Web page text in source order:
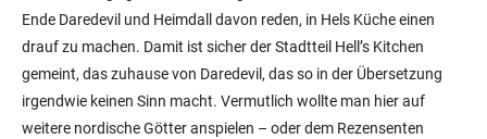
Ende Daredevil und Heimdall davon reden, in Hels Küche einen
drauf zu machen. Damit ist sicher der Stadtteil Hell’s Kitchen
gemeint, das zuhause von Daredevil, das so in der Übersetzung
irgendwie keinen Sinn macht. Vermutlich wollte man hier auf
weitere nordische Götter anspielen – oder dem Rezensenten